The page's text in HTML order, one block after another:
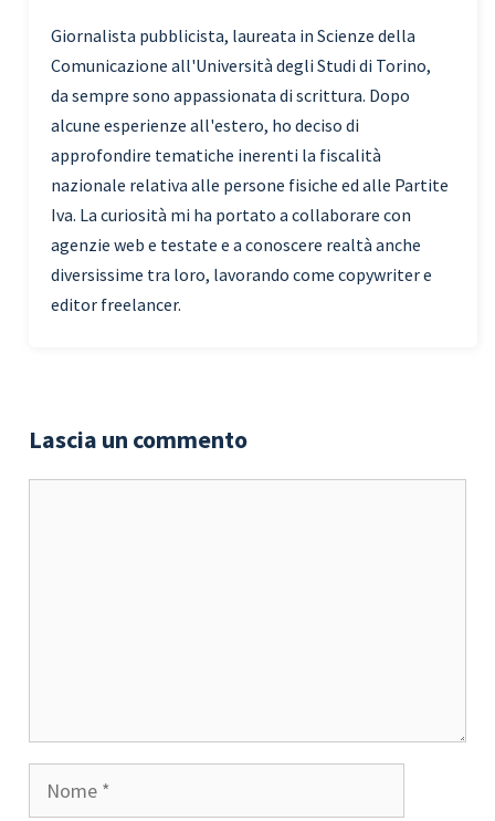
Giornalista pubblicista, laureata in Scienze della
Comunicazione all'Università degli Studi di Torino,
da sempre sono appassionata di scrittura. Dopo
alcune esperienze all'estero, ho deciso di
approfondire tematiche inerenti la fiscalità
nazionale relativa alle persone fisiche ed alle Partite
Iva. La curiosità mi ha portato a collaborare con
agenzie web e testate e a conoscere realtà anche
diversissime tra loro, lavorando come copywriter e
editor freelancer.
Lascia un commento
Nome